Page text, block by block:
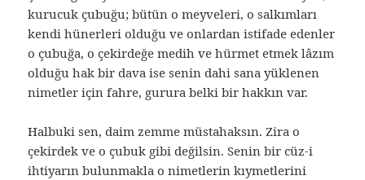
kurucuk çubuğu; bütün o meyveleri, o salkımları
kendi hünerleri olduğu ve onlardan istifade edenler
o çubuğa, o çekirdeğe medih ve hürmet etmek lâzım
olduğu hak bir dava ise senin dahi sana yüklenen
nimetler için fahre, gurura belki bir hakkın var.
Halbuki sen, daim zemme müstahaksın. Zira o
çekirdek ve o çubuk gibi değilsin. Senin bir cüz-i
ihtiyarın bulunmakla o nimetlerin kıymetlerini